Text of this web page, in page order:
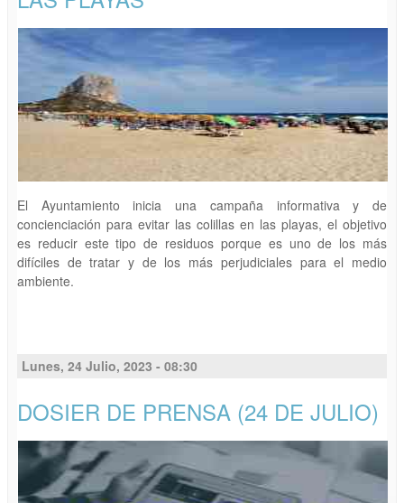
El Ayuntamiento inicia una campaña informativa y de
concienciación para evitar las colillas en las playas, el objetivo
es reducir este tipo de residuos porque es uno de los más
difíciles de tratar y de los más perjudiciales para el medio
ambiente.
Lunes, 24 Julio, 2023 - 08:30
DOSIER DE PRENSA (24 DE JULIO)